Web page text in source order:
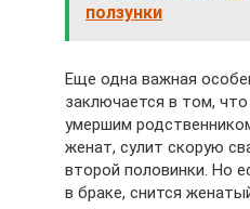
ползунки
Еще одна важная
заключается в том,
умершим
женат, сулит скорую
второй половинки. Но
в браке, снится